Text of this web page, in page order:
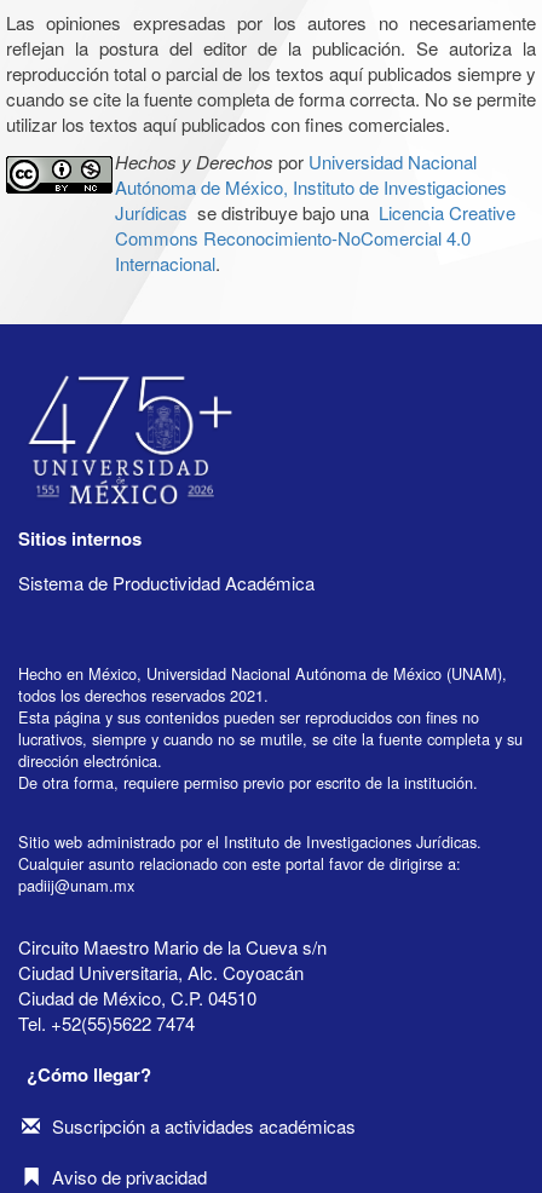
Las opiniones expresadas por los autores no necesariamente
reflejan la postura del editor de la publicación. Se autoriza la
reproducción total o parcial de los textos aquí publicados siempre y
cuando se cite la fuente completa de forma correcta. No se permite
utilizar los textos aquí publicados con fines comerciales.
Hechos y Derechos por Universidad Nacional
Autónoma de México, Instituto de Investigaciones
Jurídicas se distribuye bajo una Licencia Creative
Commons Reconocimiento-NoComercial 4.0
Internacional.
Sitios internos
Sistema de Productividad Académica
Hecho en México, Universidad Nacional Autónoma de México (UNAM),
todos los derechos reservados 2021.
Esta página y sus contenidos pueden ser reproducidos con fines no
lucrativos, siempre y cuando no se mutile, se cite la fuente completa y su
dirección electrónica.
De otra forma, requiere permiso previo por escrito de la institución.
Sitio web administrado por el Instituto de Investigaciones Jurídicas.
Cualquier asunto relacionado con este portal favor de dirigirse a:
padiij@unam.mx
Circuito Maestro Mario de la Cueva s/n
Ciudad Universitaria, Alc. Coyoacán
Ciudad de México, C.P. 04510
Tel. +52(55)5622 7474
¿Cómo llegar?
Suscripción a actividades académicas
Aviso de privacidad